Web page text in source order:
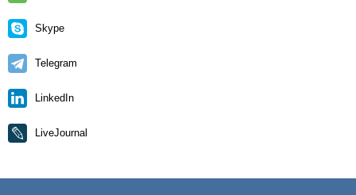
Skype
Telegram
LinkedIn
LiveJournal